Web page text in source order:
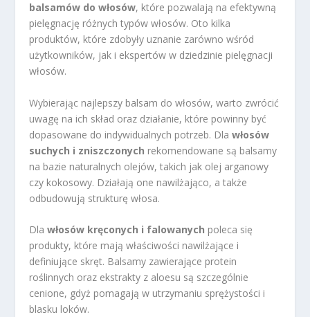
balsamów do włosów, które pozwalają na efektywną
pielęgnację różnych typów włosów. Oto kilka
produktów, które zdobyły uznanie zarówno wśród
użytkowników, jak i ekspertów w dziedzinie pielęgnacji
włosów.
Wybierając najlepszy balsam do włosów, warto zwrócić
uwagę na ich skład oraz działanie, które powinny być
dopasowane do indywidualnych potrzeb. Dlawłosów
suchych i zniszczonych rekomendowane są balsamy
na bazie naturalnych olejów, takich jak olej arganowy
czy kokosowy. Działają one nawilżająco, a także
odbudowują strukturę włosa.
Dlawłosów kręconych i falowanych poleca się
produkty, które mają właściwości nawilżające i
definiujące skręt. Balsamy zawierające protein
roślinnych oraz ekstrakty z aloesu są szczególnie
cenione, gdyż pomagają w utrzymaniu sprężystości i
blasku loków.